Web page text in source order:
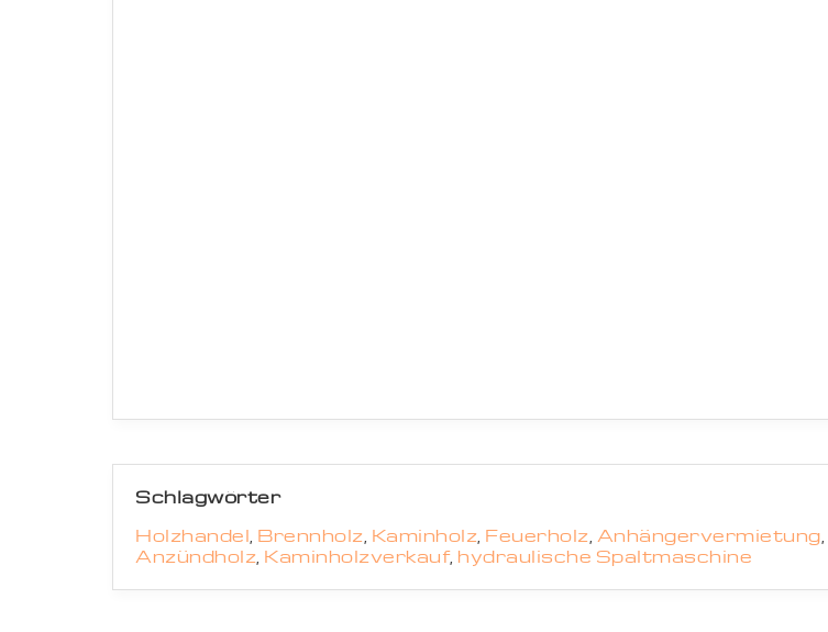
Schlagwörter
Holzhandel, Brennholz, Kaminholz, Feuerholz, Anhängervermietung,
Anzündholz, Kaminholzverkauf, hydraulische Spaltmaschine